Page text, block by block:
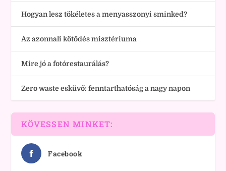
Hogyan lesz tökéletes a menyasszonyi sminked?
Az azonnali kötődés misztériuma
Mire jó a fotórestaurálás?
Zero waste esküvő: fenntarthatóság a nagy napon
KÖVESSEN MINKET:
Facebook